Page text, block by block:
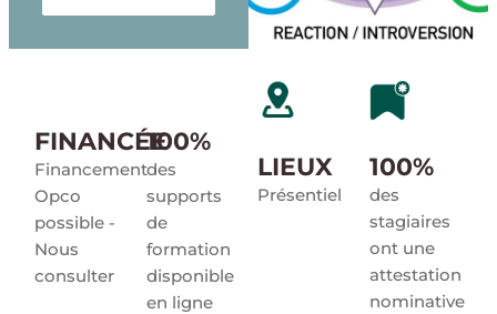
FINANCÉE
Financement
Opco
possible -
Nous
consulter​
100%
des
supports
de
formation
disponible
en ligne
LIEUX
Présentiel
100%
des
stagiaires
ont une
attestation
nominative